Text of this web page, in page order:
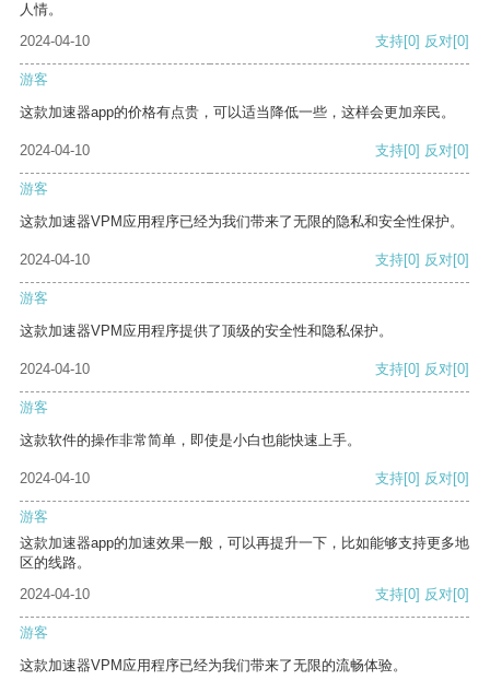
人情。
2024-04-10
支持[0] 反对[0]
游客
这款加速器app的价格有点贵，可以适当降低一些，这样会更加亲民。
2024-04-10 支持[0] 反对[0]
游客
这款加速器VPM应用程序已经为我们带来了无限的隐私和安全性保护。
2024-04-10 支持[0] 反对[0]
游客
这款加速器VPM应用程序提供了顶级的安全性和隐私保护。
2024-04-10 支持[0] 反对[0]
游客
这款软件的操作非常简单，即使是小白也能快速上手。
2024-04-10 支持[0] 反对[0]
游客
这款加速器app的加速效果一般，可以再提升一下，比如能够支持更多地
区的线路。
2024-04-10
支持[0] 反对[0]
游客
这款加速器VPM应用程序已经为我们带来了无限的流畅体验。